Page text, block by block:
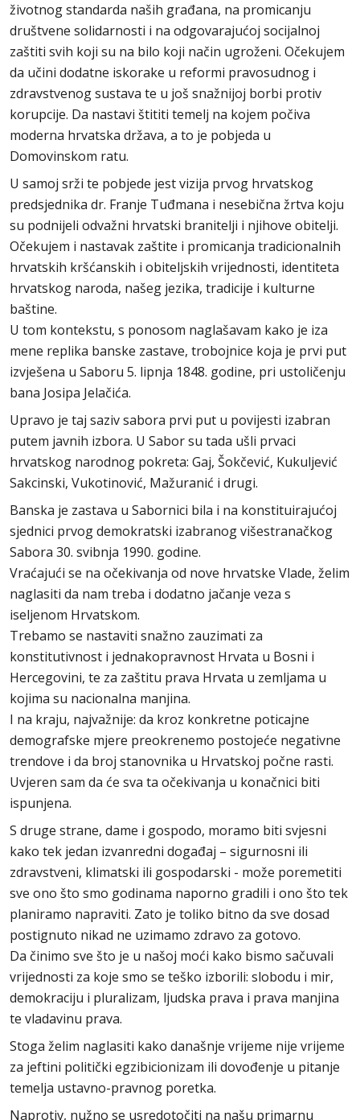
životnog standarda naših građana, na promicanju
društvene solidarnosti i na odgovarajućoj socijalnoj
zaštiti svih koji su na bilo koji način ugroženi. Očekujem
da učini dodatne iskorake u reformi pravosudnog i
zdravstvenog sustava te u još snažnijoj borbi protiv
korupcije. Da nastavi štititi temelj na kojem počiva
moderna hrvatska država, a to je pobjeda u
Domovinskom ratu.
U samoj srži te pobjede jest vizija prvog hrvatskog
predsjednika dr. Franje Tuđmana i nesebična žrtva koju
su podnijeli odvažni hrvatski branitelji i njihove obitelji.
Očekujem i nastavak zaštite i promicanja tradicionalnih
hrvatskih kršćanskih i obiteljskih vrijednosti, identiteta
hrvatskog naroda, našeg jezika, tradicije i kulturne
baštine.
U tom kontekstu, s ponosom naglašavam kako je iza
mene replika banske zastave, trobojnice koja je prvi put
izvješena u Saboru 5. lipnja 1848. godine, pri ustoličenju
bana Josipa Jelačića.
Upravo je taj saziv sabora prvi put u povijesti izabran
putem javnih izbora. U Sabor su tada ušli prvaci
hrvatskog narodnog pokreta: Gaj, Šokčević, Kukuljević
Sakcinski, Vukotinović, Mažuranić i drugi.
Banska je zastava u Sabornici bila i na konstituirajućoj
sjednici prvog demokratski izabranog višestranačkog
Sabora 30. svibnja 1990. godine.
Vraćajući se na očekivanja od nove hrvatske Vlade, želim
naglasiti da nam treba i dodatno jačanje veza s
iseljenom Hrvatskom.
Trebamo se nastaviti snažno zauzimati za
konstitutivnost i jednakopravnost Hrvata u Bosni i
Hercegovini, te za zaštitu prava Hrvata u zemljama u
kojima su nacionalna manjina.
I na kraju, najvažnije: da kroz konkretne poticajne
demografske mjere preokrenemo postojeće negativne
trendove i da broj stanovnika u Hrvatskoj počne rasti.
Uvjeren sam da će sva ta očekivanja u konačnici biti
ispunjena.
S druge strane, dame i gospodo, moramo biti svjesni
kako tek jedan izvanredni događaj – sigurnosni ili
zdravstveni, klimatski ili gospodarski - može poremetiti
sve ono što smo godinama naporno gradili i ono što tek
planiramo napraviti. Zato je toliko bitno da sve dosad
postignuto nikad ne uzimamo zdravo za gotovo.
Da činimo sve što je u našoj moći kako bismo sačuvali
vrijednosti za koje smo se teško izborili: slobodu i mir,
demokraciju i pluralizam, ljudska prava i prava manjina
te vladavinu prava.
Stoga želim naglasiti kako današnje vrijeme nije vrijeme
za jeftini politički egzibicionizam ili dovođenje u pitanje
temelja ustavno-pravnog poretka.
Naprotiv, nužno se usredotočiti na našu primarnu